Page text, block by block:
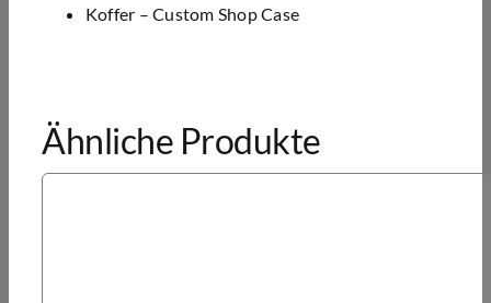
Koffer – Custom Shop Case
Ähnliche Produkte